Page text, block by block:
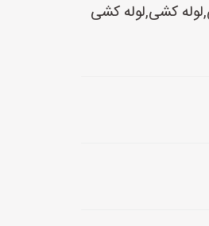
کشی,لوله کشی